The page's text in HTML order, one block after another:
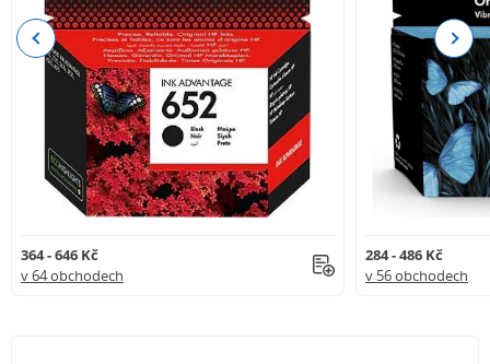
364 - 646 Kč
v 64 obchodech
284 - 486 Kč
v 56 obchodech
Previous Next